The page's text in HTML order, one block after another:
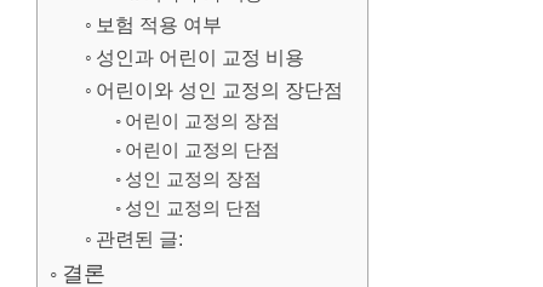
보험 적용 여부
성인과 어린이 교정 비용
어린이와 성인 교정의 장단점
어린이 교정의 장점
어린이 교정의 단점
성인 교정의 장점
성인 교정의 단점
관련된 글:
결론